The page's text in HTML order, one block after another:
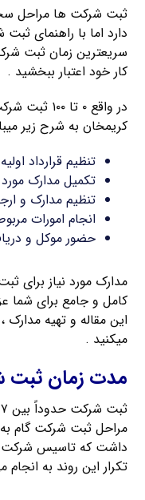
ثبت شرکت ها مراحل
دارد اما با راهنمای
سریعترین زمان ثبت
کار خود اعتبار ببخشید .
در واقع ۰
کریمخان به شرح زیر
تنظیم قرارداد
تکمیل مدارک
تنظیم مدارک و
انجام امورات
حضور موکل و
مدارک مورد نیاز برای
کامل و جامع برای شما
این مقاله و تهیه
میکنید .
مدت زمان ثبت
مراحل ثبت شرکت گام
داشت که تاسیس شرکت
تکرار این روند به